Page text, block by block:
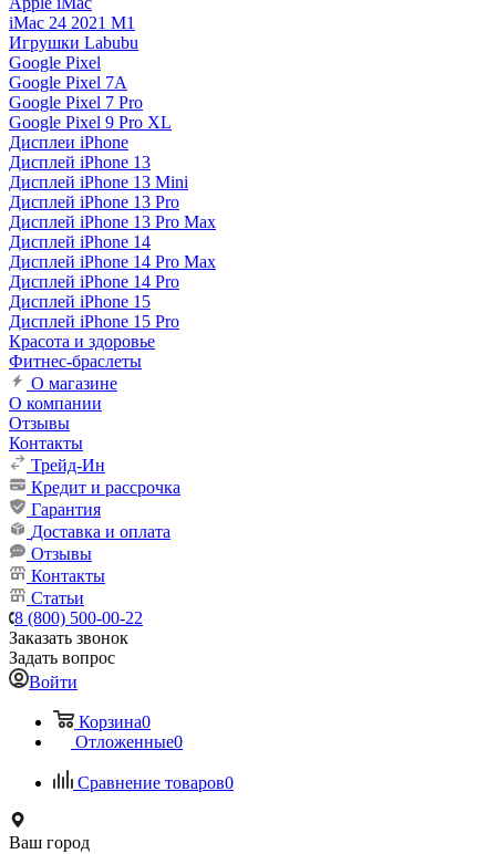
iMac 24 2021 M1
Игрушки Labubu
Google Pixel
Google Pixel 7А
Google Pixel 7 Pro
Google Pixel 9 Pro XL
Дисплеи iPhone
Дисплей iPhone 13
Дисплей iPhone 13 Mini
Дисплей iPhone 13 Pro
Дисплей iPhone 13 Pro Max
Дисплей iPhone 14
Дисплей iPhone 14 Pro Max
Дисплей iPhone 14 Pro
Дисплей iPhone 15
Дисплей iPhone 15 Pro
Красота и здоровье
Фитнес-браслеты
О магазине
О компании
Отзывы
Контакты
Трейд-Ин
Кредит и рассрочка
Гарантия
Доставка и оплата
Отзывы
Контакты
Статьи
8 (800) 500-00-22
Заказать звонок
Задать вопрос
Войти
Корзина0
Отложенные0
Сравнение товаров0
Ваш город